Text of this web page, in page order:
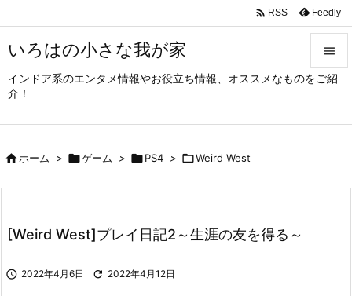
いろはの小さな我が家
インドア系のエンタメ情報やお役立ち情報、オススメなものをご紹
介！



 RSS Feedly
ホーム > ゲーム > PS4 > Weird West
[Weird West]プレイ日記2～生涯の友を得る～
 2022年4月6日  2022年4月12日